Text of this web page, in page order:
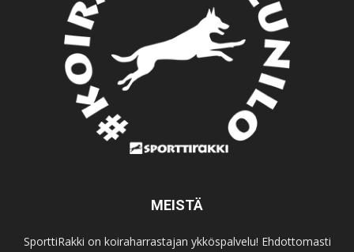
MEISTÄ
SporttiRakki on koiraharrastajan ykköspalvelu! Ehdottomasti